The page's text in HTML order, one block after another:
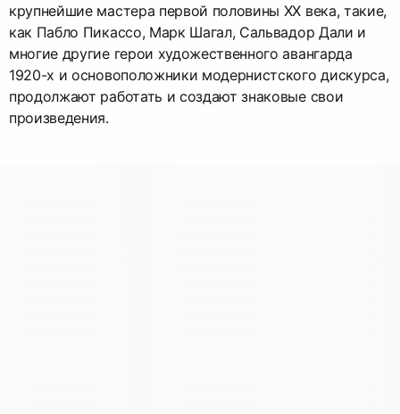
крупнейшие мастера первой половины ХХ века, такие,
как Пабло Пикассо, Марк Шагал, Сальвадор Дали и
многие другие герои художественного авангарда
1920-х и основоположники модернистского дискурса,
продолжают работать и создают знаковые свои
произведения.